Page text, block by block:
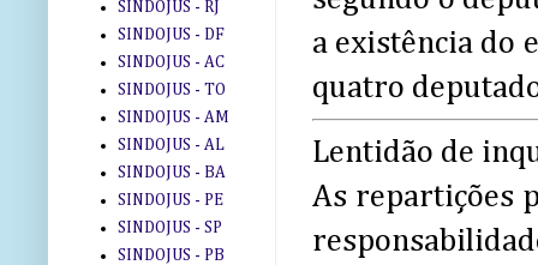
a existência do
quatro
Lentidão de
As repartições
SINDOJUS - RJ
SINDOJUS - DF
SINDOJUS - AC
SINDOJUS - TO
SINDOJUS - AM
SINDOJUS - AL
SINDOJUS - BA
SINDOJUS - PE
SINDOJUS - SP
SINDOJUS - PB